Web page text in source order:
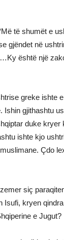
të shumët e
gjëndet në
është një
greke ishte
gjithashtu
duke
ishte kjo
Çdo
siç
Isufi, kryen
e Jugut?